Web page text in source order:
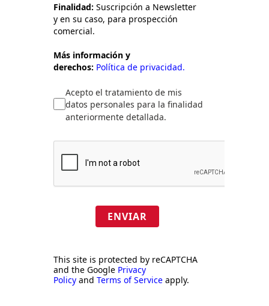
Finalidad: Suscripción a Newsletter
y en su caso, para prospección
comercial.
Más información y
derechos: Política de privacidad.
Acepto el tratamiento de mis
datos personales para la finalidad
anteriormente detallada.
ENVIAR
This site is protected by reCAPTCHA
and the Google Privacy
Policy and Terms of Service apply.